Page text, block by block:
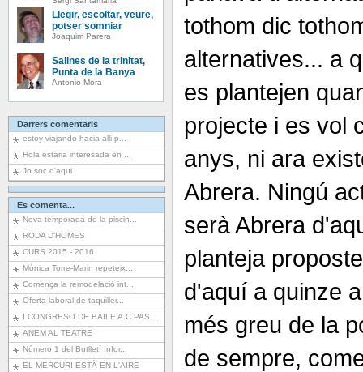
Llegir, escoltar, veure,
potser somniar
Joaquim Parera
Salines de la trinitat,
Punta de la Banya
Antonio Mora
Darrers comentaris
estoy viajando hacia alli p...
Hola estaria interesada en ...
Jo soc d'aqui
Es comenta...
Nova temporada de la piscin...
RODA D'HOMES
CURS 2015 - 2016
Mònica Torre-Marin repeteix...
Comença la remodelació int...
Oferta laboral de taquiller...
I CONGRESO DE BAILE A.C.PAS...
ANEM AL TEATRE
Número 1 del Butlletí Infor...
EL MERCURI ESTÀ EN L'AIRE
tothom dic
alternatives... a
es plantejen
projecte i es vol
anys, ni ara
Abrera. Ningú
serà Abrera
planteja
d'aquí a quinze
més greu de la
de sempre,